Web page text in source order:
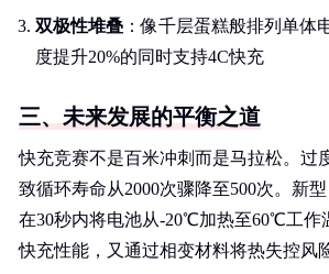
双极性堆叠 ：像千层蛋糕般排列单体
度提升20%的同时支持4C快充
三、未来发展的平衡之道
快充竞赛不是百米冲刺而是马拉松。过
致循环寿命从2000次骤降至500次。新
在30秒内将电池从-20℃加热至60℃工作
快充性能，又通过相变材料将热失控风